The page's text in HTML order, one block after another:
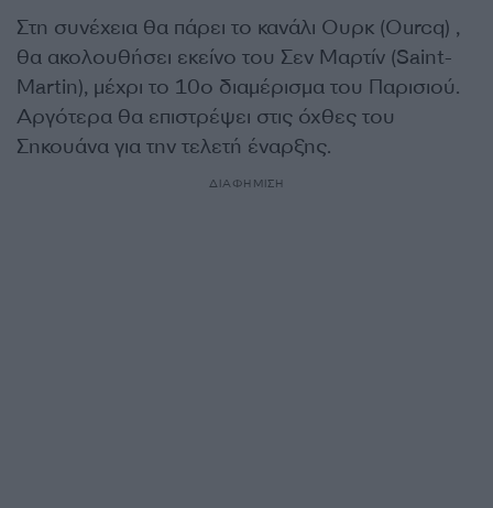
Στη συνέχεια θα πάρει το κανάλι Ουρκ (Ourcq) ,
θα ακολουθήσει εκείνο του Σεν Μαρτίν (Saint-
Martin), μέχρι το 10ο διαμέρισμα του Παρισιού.
Αργότερα θα επιστρέψει στις όχθες του
Σηκουάνα για την τελετή έναρξης.
ΔΙΑΦΗΜΙΣΗ